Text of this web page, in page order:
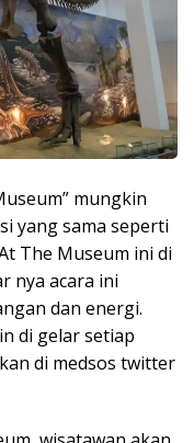
mungkin
yang sama seperti
The Museum ini di
nya acara ini
dan energi.
di gelar setiap
di medsos twitter